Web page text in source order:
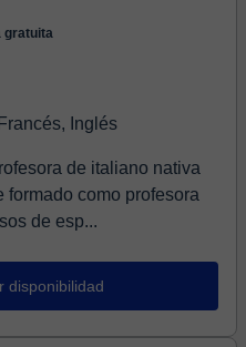
gratuita
Inglés
de italiano nativa
de esp...
disponibilidad